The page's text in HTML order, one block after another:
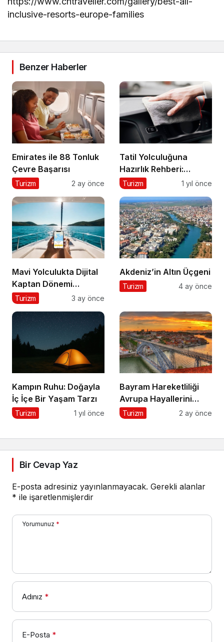
inclusive-resorts-europe-families
Benzer Haberler
Emirates ile 88 Tonluk
Çevre Başarısı
Turizm 2 ay önce
Tatil Yolculuğuna
Hazırlık Rehberi:
Aracınız İçin Almanız
Önlem!
Turizm 1 yıl önce
Mavi Yolculukta Dijital
Kaptan Dönemi
Başlıyor
Turizm 3 ay önce
Akdeniz’in Altın Üçgeni
Turizm 4 ay önce
Kampın Ruhu: Doğayla
İç İçe Bir Yaşam Tarzı
Turizm 1 yıl önce
Bayram Hareketliliği
Avrupa Hayallerini
Tetikledi
Turizm 2 ay önce
Bir Cevap Yaz
E-posta adresiniz yayınlanmayacak. Gerekli alanlar
* ile işaretlenmişlerdir
Yorumunuz *
Adınız *
E-Posta *